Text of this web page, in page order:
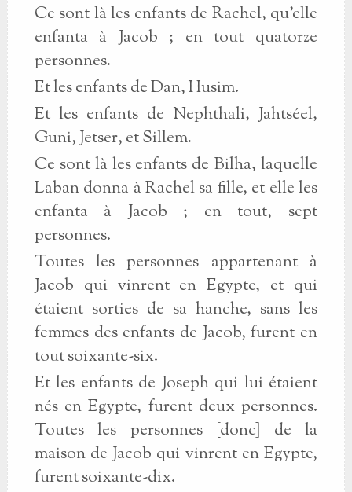
Ce sont là les enfants de Rachel, qu’elle
enfanta à Jacob ; en tout quatorze
personnes.
Et les enfants de Dan, Husim.
Et les enfants de Nephthali, Jahtséel,
Guni, Jetser, et Sillem.
Ce sont là les enfants de Bilha, laquelle
Laban donna à Rachel sa fille, et elle les
enfanta à Jacob ; en tout, sept
personnes.
Toutes les personnes appartenant à
Jacob qui vinrent en Egypte, et qui
étaient sorties de sa hanche, sans les
femmes des enfants de Jacob, furent en
tout soixante-six.
Et les enfants de Joseph qui lui étaient
nés en Egypte, furent deux personnes.
Toutes les personnes [donc] de la
maison de Jacob qui vinrent en Egypte,
furent soixante-dix.